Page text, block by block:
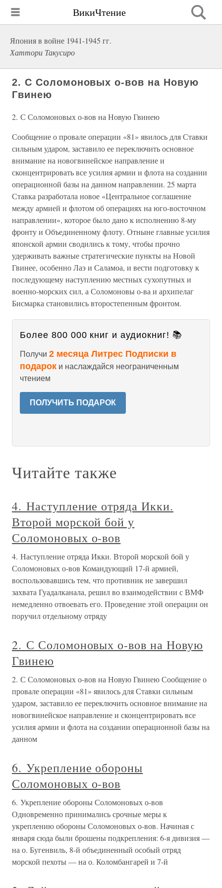
ВикиЧтение
Япония в войне 1941-1945 гг.
Хаттори Такусиро
2. С Соломоновых о-вов на Новую
Гвинею
2. С Соломоновых о-вов на Новую Гвинею
Сообщение о провале операции «81» явилось для Ставки
сильным ударом, заставило ее переключить основное
внимание на новогвинейское направление и
сконцентрировать все усилия армии и флота на создании
операционной базы на данном направлении. 25 марта
Ставка разработала новое «Центральное соглашение
между армией и флотом об операциях на юго-восточном
направлении», которое было дано к исполнению 8-му
фронту и Объединенному флоту. Отныне главные усилия
японской армии сводились к тому, чтобы прочно
удерживать важные стратегические пункты на Новой
Гвинее, особенно Лаэ и Саламоа, и вести подготовку к
последующему наступлению местных сухопутных и
военно-морских сил, а Соломоновы о-ва и архипелаг
Бисмарка становились второстепенным фронтом.
Более 800 000 книг и аудиокниг! 📚
Получи 2 месяца Литрес Подписки в
подарок и наслаждайся неограниченным
чтением
ПОЛУЧИТЬ ПОДАРОК
Читайте также
4. Наступление отряда Икки.
Второй морской бой у
Соломоновых о-вов
4. Наступление отряда Икки. Второй морской бой у
Соломоновых о-вов Командующий 17-й армией,
воспользовавшись тем, что противник не завершил
захвата Гуадалканала, решил во взаимодействии с ВМФ
немедленно отвоевать его. Проведение этой операции он
поручил отдельному отряду
2. С Соломоновых о-вов на Новую
Гвинею
2. С Соломоновых о-вов на Новую Гвинею Сообщение о
провале операции «81» явилось для Ставки сильным
ударом, заставило ее переключить основное внимание на
новогвинейское направление и сконцентрировать все
усилия армии и флота на создании операционной базы на
данном
6. Укрепление обороны
Соломоновых о-вов
6. Укрепление обороны Соломоновых о-вов
Одновременно принимались срочные меры к
укреплению обороны Соломоновых о-вов. Начиная с
января сюда были брошены подкрепления: 6-я дивизия —
на о. Бугенвиль, 8-й объединенный особый отряд
морской пехоты — на о. Коломбангарей и 7-й